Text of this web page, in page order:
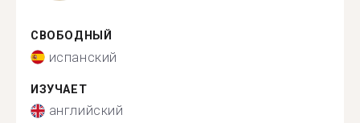
СВОБОДНЫЙ
испанский
ИЗУЧАЕТ
английский